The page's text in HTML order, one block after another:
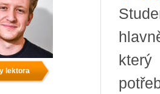
lektora